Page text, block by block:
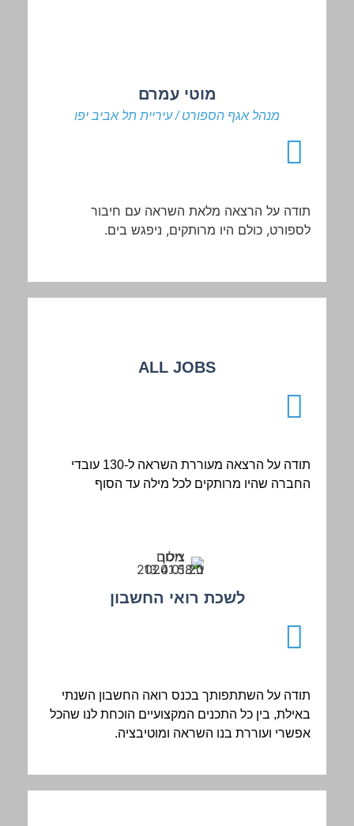
מוטי עמרם
מנהל אגף הספורט / עיריית תל אביב יפו
תודה על הרצאה מלאת השראה עם חיבור
לספורט, כולם היו מרותקים, ניפגש בים.
ALL JOBS
תודה על הרצאה מעוררת השראה ל-130 עובדי
החברה שהיו מרותקים לכל מילה עד הסוף
לשכת רואי החשבון
תודה על השתתפותך בכנס רואה החשבון השנתי
באילת, בין כל התכנים המקצועיים הוכחת לנו שהכל
אפשרי ועוררת בנו השראה ומוטיבציה.